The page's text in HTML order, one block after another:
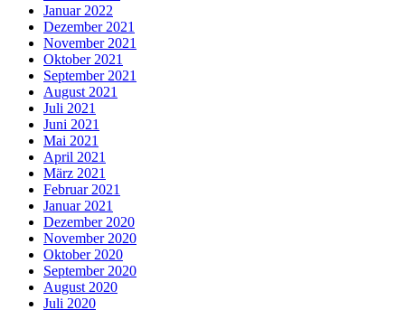
Januar 2022
Dezember 2021
November 2021
Oktober 2021
September 2021
August 2021
Juli 2021
Juni 2021
Mai 2021
April 2021
März 2021
Februar 2021
Januar 2021
Dezember 2020
November 2020
Oktober 2020
September 2020
August 2020
Juli 2020